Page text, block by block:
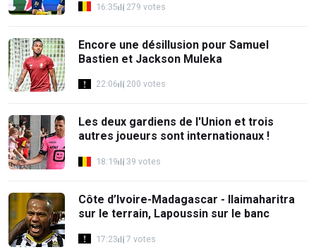
16:35 279 votes
Encore une désillusion pour Samuel
Bastien et Jackson Muleka
22:06 200 votes
Les deux gardiens de l'Union et trois
autres joueurs sont internationaux !
18:19 39 votes
Côte d’Ivoire-Madagascar - Ilaimaharitra
sur le terrain, Lapoussin sur le banc
17:23 7 votes